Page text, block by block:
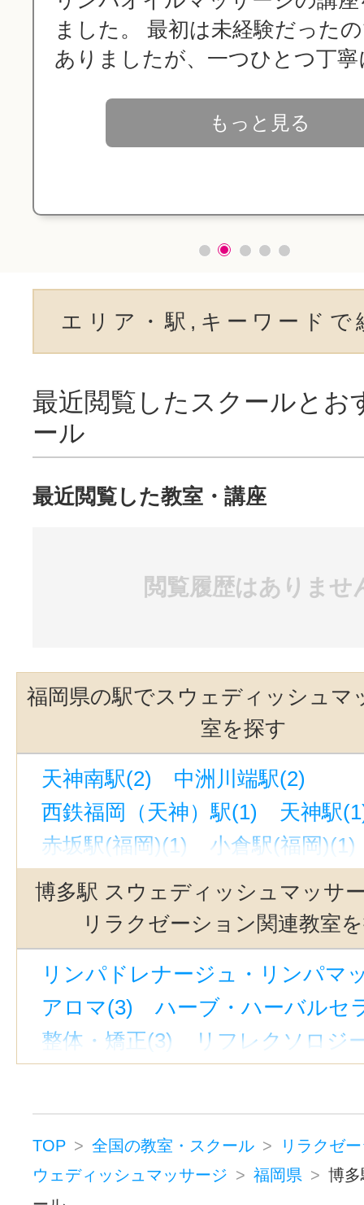
ました。 最初は未経験だった
ありましたが、一つひとつ丁寧
もっと見る
エリア・駅,キーワードで
最近閲覧したスクールとお
ール
最近閲覧した教室・講座
閲覧履歴はありませ
福岡県の駅でスウェディッシュマ
室を探す
天神南駅(2)
中洲川端駅(2)
西鉄福岡（天神）駅(1)
天神駅
赤坂駅(福岡)(1)
小倉駅(福岡)(1)
祇園駅(福岡)(1)
平和通駅(1)
博多駅 スウェディッシュマッサ
リラクゼーション関連教室
リンパドレナージュ・リンパマ
アロマ(3)
ハーブ・ハーバルセ
整体・矯正(3)
リフレクソロジ
フットケア・フットマッサージ
ボディケア・ボディマッサージ
ヘッドマッサージ・ヘッドスパ
TOP 全国の教室・スクール
リラクゼ
ウェディッシュマッサージ
福岡県
博